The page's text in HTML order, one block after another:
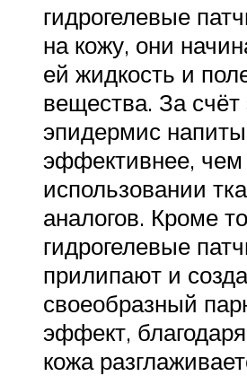
гидрогелевые
на кожу, они
ей жидкость и
вещества. За счёт
эпидермис
эффективнее, чем
использовании
аналогов. Кроме
гидрогелевые
прилипают и
своеобразный
эффект,
кожа